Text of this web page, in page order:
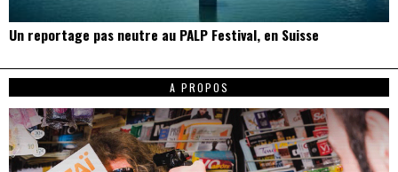
Un reportage pas neutre au PALP Festival, en Suisse
A PROPOS